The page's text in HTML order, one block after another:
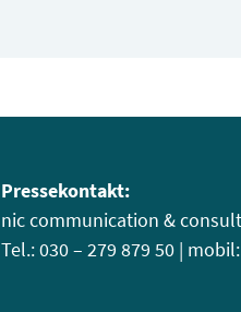
Pressekontakt:
nic communication &
Tel.: 030 – 279 879 50 |